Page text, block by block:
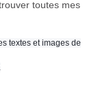
toutes mes
textes et images de